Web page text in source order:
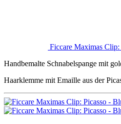
Ficcare Maximas
Handbemalte Schnabelspange mit
Haarklemme mit Emaille aus der